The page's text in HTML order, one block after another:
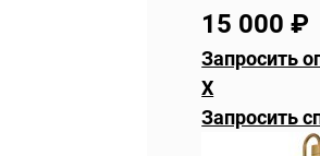
15 000₽
Запросить
X
Запросить